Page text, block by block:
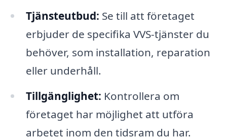
Tjänsteutbud: Se till att företaget
erbjuder de specifika VVS-tjänster du
behöver, som installation, reparation
eller underhåll.
Tillgänglighet: Kontrollera om
företaget har möjlighet att utföra
arbetet inom den tidsram du har.